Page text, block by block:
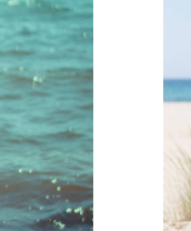
Homem
Óculos de sol
Ray-Ban
Moda
RB4264 601SA1 58